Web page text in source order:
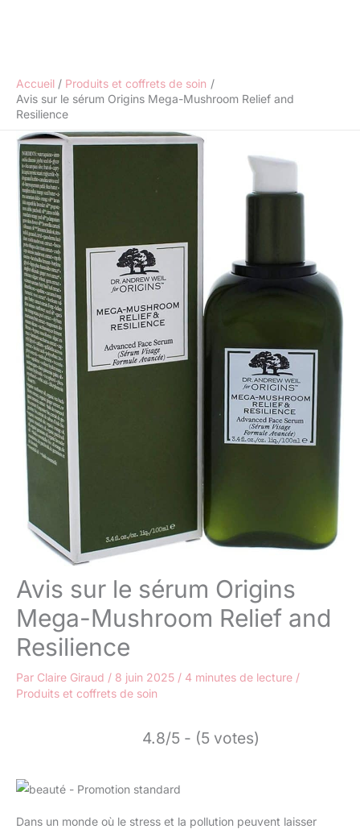
Accueil
Produits et coffrets de soin
Avis sur le sérum Origins Mega-Mushroom Relief and
Resilience
Avis sur le sérum Origins
Mega-Mushroom Relief and
Resilience
Par Claire Giraud / 8 juin 2025 / 4 minutes de lecture /
Produits et coffrets de soin
4.8/5 - (5 votes)
Dans un monde où le stress et la pollution peuvent laisser